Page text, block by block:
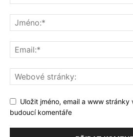
Uložit jméno, email a www
budoucí komentáře